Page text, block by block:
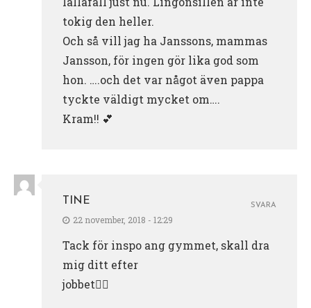
tokig den heller.
Och så vill jag ha Janssons, mammas
Jansson, för ingen gör lika god som
hon. ….och det var något även pappa
tyckte väldigt mycket om….
Kram!! 💕
TINE
22 november, 2018 - 12:29
Tack för inspo ang gymmet, skall dra
mig ditt efter
jobbet🏋️‍♀️
SVARA